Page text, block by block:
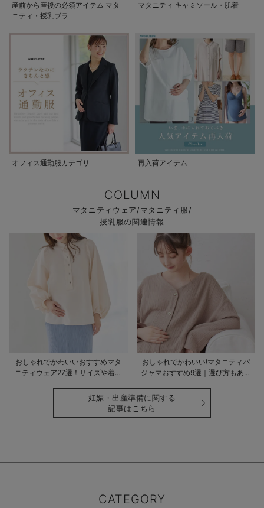
産前から産後の必須アイテム マタ
ニティ・授乳ブラ
マタニティ キャミソール・肌着
オフィス通勤服カテゴリ 再入荷アイテム
COLUMN
マタニティウェア/マタニティ服/
授乳服の関連情報
おしゃれでかわいいおすすめマタ
ニティウェア27選！サイズや着る
おしゃれでかわいい!マタニティパ
ジャマおすすめ9選｜選び方もあわ
妊娠・出産準備に関する
記事はこちら
CATEGORY